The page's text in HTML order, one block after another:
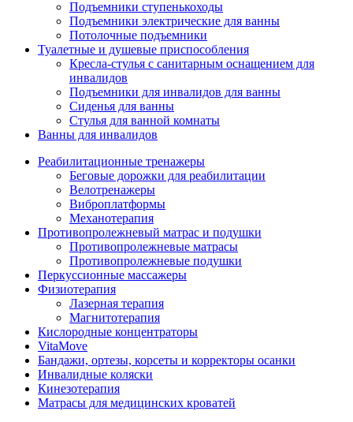
Подъемники ступенькоходы
Подъемники электрические для ванны
Потолочные подъемники
Туалетные и душевые приспособления
Кресла-стулья с санитарным оснащением для
инвалидов
Подъемники для инвалидов для ванны
Сиденья для ванны
Стулья для ванной комнаты
Ванны для инвалидов
Реабилитационные тренажеры
Беговые дорожки для реабилитации
Велотренажеры
Виброплатформы
Механотерапия
Противопролежневый матрас и подушки
Противопролежневые матрасы
Противопролежневые подушки
Перкуссионные массажеры
Физиотерапия
Лазерная терапия
Магнитотерапия
Кислородные концентраторы
VitaMove
Бандажи, ортезы, корсеты и корректоры осанки
Инвалидные коляски
Кинезотерапия
Матрасы для медицинских кроватей